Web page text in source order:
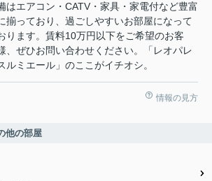
はエアコン・CATV・家具・家電付など豊富
揃っており、過ごしやすいお部屋になって
ります。賃料10万円以下をご希望のお客
、ぜひお問い合わせください。「レオパレ
ルミエール」のここがイチオシ。
情報の見方
他の部屋